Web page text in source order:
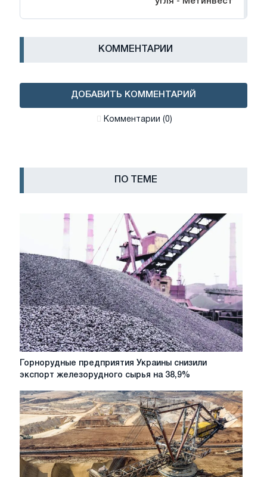
КОММЕНТАРИИ
ДОБАВИТЬ КОММЕНТАРИЙ
Комментарии (0)
ПО ТЕМЕ
Горнорудные
снизили
экспорт
железорудного
сырья
на
38,9%
Горнорудные предприятия Украины снизили
экспорт железорудного сырья на 38,9%